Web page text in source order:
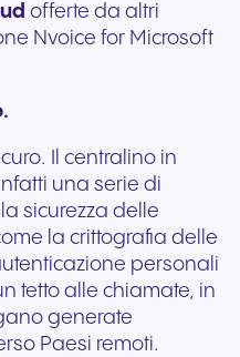
offerte da altri
Nvoice for Microsoft
Il centralino in
una serie di
sicurezza delle
la crittografia delle
personali
tetto alle chiamate, in
generate
Paesi remoti.